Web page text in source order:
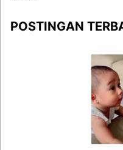
POSTINGAN